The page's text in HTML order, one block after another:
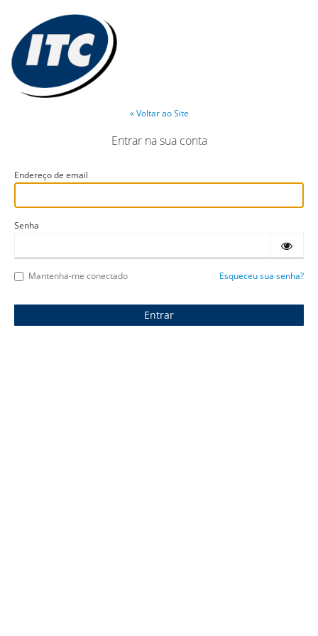
« Voltar ao Site
Entrar na sua conta
Endereço de email
Senha
Mantenha-me conectado Esqueceu sua senha?